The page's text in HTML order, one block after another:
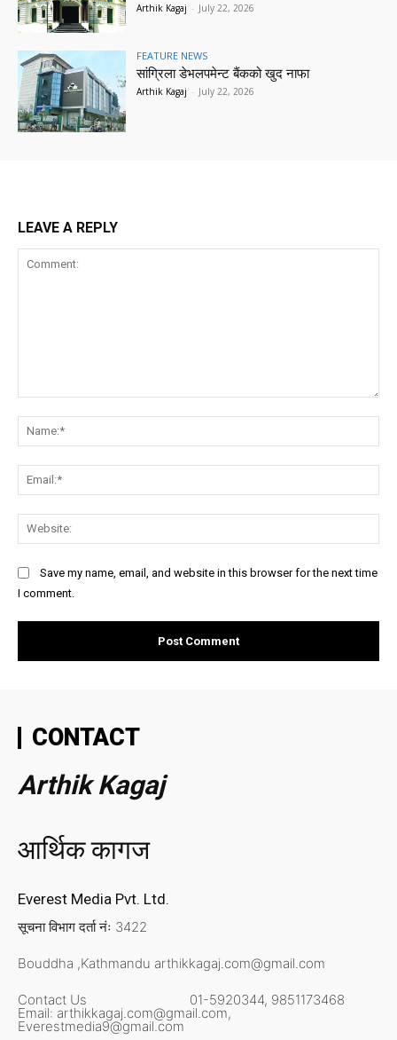
Arthik Kagaj - July 22, 2026
FEATURE NEWS
सांग्रिला डेभलपमेन्ट बैंकको खुद नाफा
Arthik Kagaj - July 22, 2026
LEAVE A REPLY
Save my name, email, and website in this browser for the next time
I comment.
CONTACT
Arthik Kagaj
आर्थिक कागज
Everest Media Pvt. Ltd.
सूचना विभाग दर्ता नंः 3422
Bouddha ,Kathmandu arthikkagaj.com@gmail.com
Contact Us 01-5920344, 9851173468
Email: arthikkagaj.com@gmail.com,
Everestmedia9@gmail.com